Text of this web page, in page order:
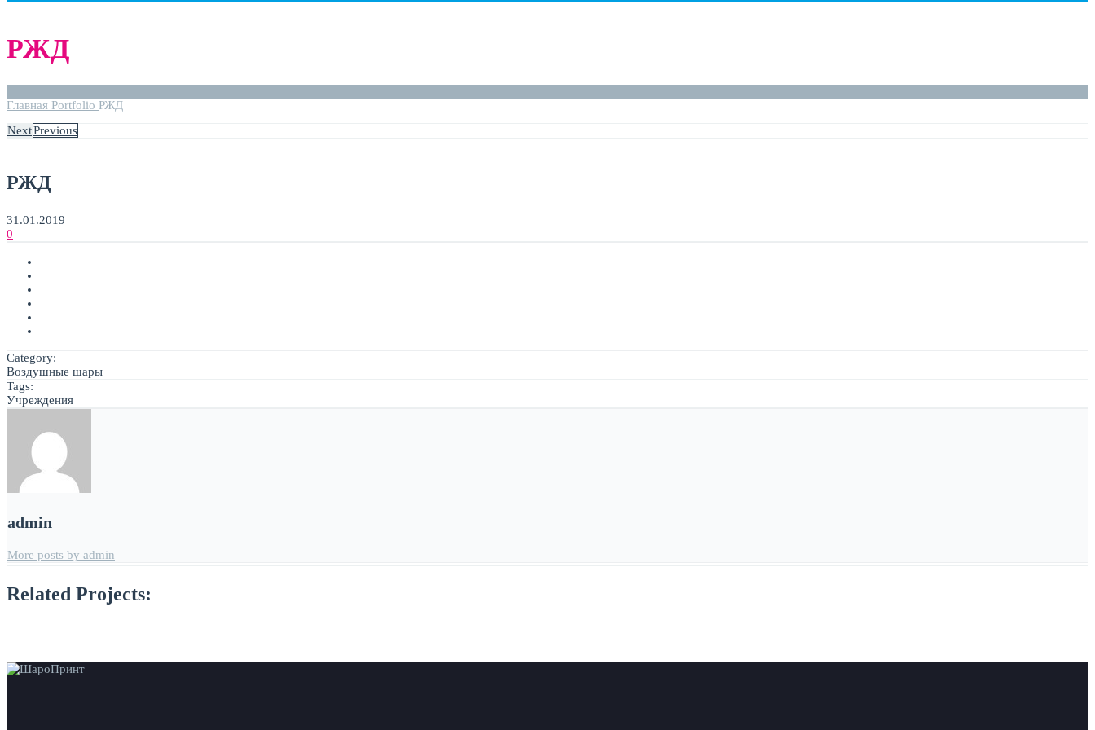
РЖД
Главная Portfolio РЖД
NextPrevious
РЖД
31.01.2019
0
Category:
Воздушные шары
Tags:
Учреждения
admin
More posts by admin
Related Projects: